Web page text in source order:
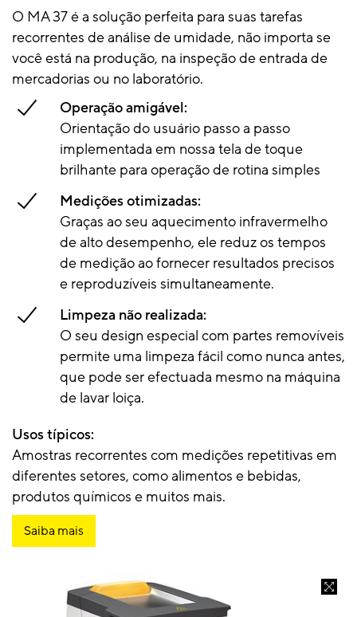
O MA 37 é a solução perfeita para suas tarefas
recorrentes de análise de umidade, não importa se
você está na produção, na inspeção de entrada de
mercadorias ou no laboratório.
Operação amigável:
Orientação do usuário passo a passo
implementada em nossa tela de toque
brilhante para operação de rotina simples
Medições otimizadas:
Graças ao seu aquecimento infravermelho
de alto desempenho, ele reduz os tempos
de medição ao fornecer resultados precisos
e reproduzíveis simultaneamente.
Limpeza não realizada:
O seu design especial com partes removíveis
permite uma limpeza fácil como nunca antes,
que pode ser efectuada mesmo na máquina
de lavar loiça.
Usos típicos:
Amostras recorrentes com medições repetitivas em
diferentes setores, como alimentos e bebidas,
produtos químicos e muitos mais.
Saiba mais